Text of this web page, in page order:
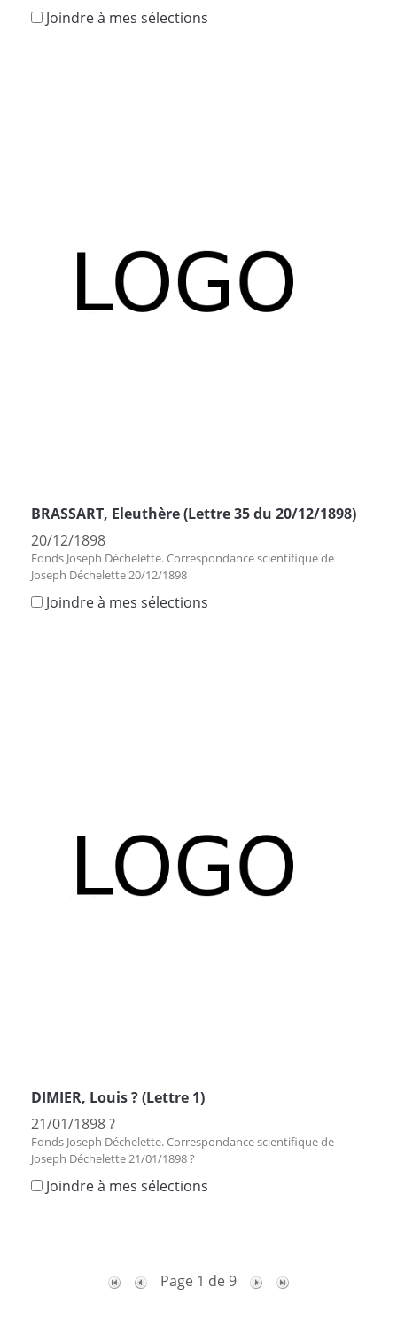
Joindre à mes sélections
BRASSART, Eleuthère (Lettre 35 du 20/12/1898)
20/12/1898
Fonds Joseph Déchelette. Correspondance scientifique de
Joseph Déchelette 20/12/1898
Joindre à mes sélections
DIMIER, Louis ? (Lettre 1)
21/01/1898 ?
Fonds Joseph Déchelette. Correspondance scientifique de
Joseph Déchelette 21/01/1898 ?
Joindre à mes sélections
Page 1 de 9